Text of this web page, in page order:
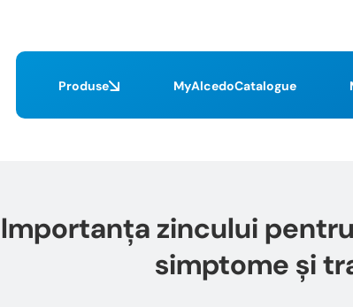
Produse MyAlcedoCatalogue
Importanța zincului
simptome și